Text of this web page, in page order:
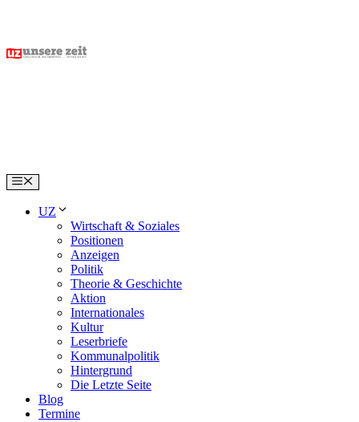
content
Menu
UZ
Wirtschaft & Soziales
Positionen
Anzeigen
Politik
Theorie & Geschichte
Aktion
Internationales
Kultur
Leserbriefe
Kommunalpolitik
Hintergrund
Die Letzte Seite
Blog
Termine